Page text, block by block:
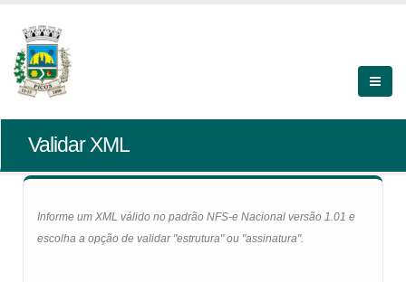
Validar XML
Informe um XML válido no padrão NFS-e Nacional versão 1.01 e
escolha a opção de validar "estrutura" ou "assinatura".